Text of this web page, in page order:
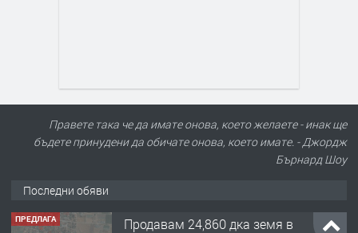
Правете така че да имате онова, което желаете - инак ще
бъдете принудени да обичате онова, което имате. - Джордж
Бърнард Шоу
Последни обяви
ПРЕДЛАГА
Продавам 24,860 дка земя в